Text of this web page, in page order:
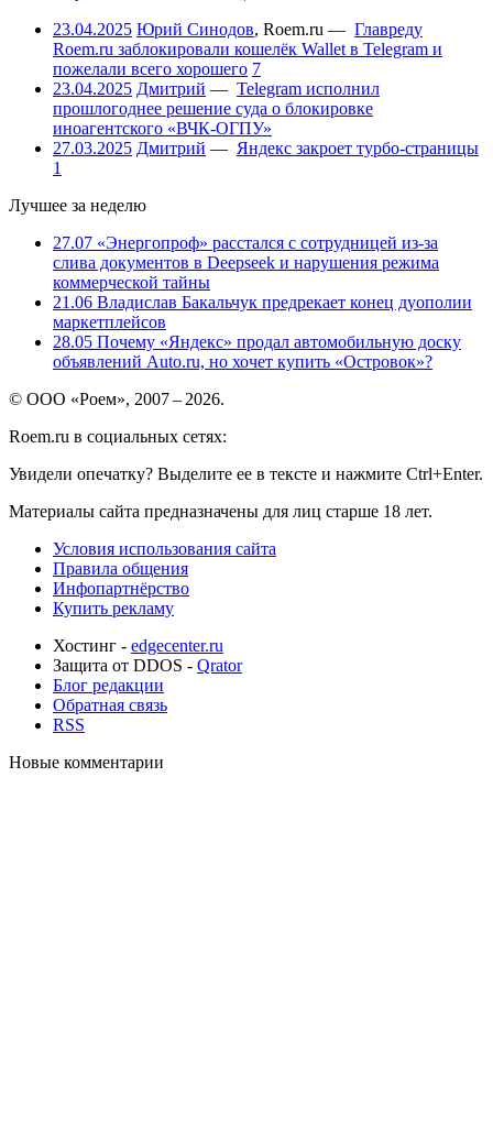
23.04.2025 Юрий Синодов, Roem.ru — Главреду
Roem.ru заблокировали кошелёк Wallet в Telegram и
пожелали всего хорошего 7
23.04.2025 Дмитрий — Telegram исполнил
прошлогоднее решение суда о блокировке
иноагентского «ВЧК-ОГПУ»
27.03.2025 Дмитрий — Яндекс закроет турбо-страницы
1
Лучшее за неделю
27.07 «Энергопроф» расстался с сотрудницей из-за
слива документов в Deepseek и нарушения режима
коммерческой тайны
21.06 Владислав Бакальчук предрекает конец дуополии
маркетплейсов
28.05 Почему «Яндекс» продал автомобильную доску
объявлений Auto.ru, но хочет купить «Островок»?
© ООО «Роем», 2007 – 2026.
Roem.ru в социальных сетях:
Увидели опечатку? Выделите ее в тексте и нажмите Ctrl+Enter.
Материалы сайта предназначены для лиц старше 18 лет.
Условия использования сайта
Правила общения
Инфопартнёрство
Купить рекламу
Хостинг - edgecenter.ru
Защита от DDOS - Qrator
Блог редакции
Обратная связь
RSS
Новые комментарии